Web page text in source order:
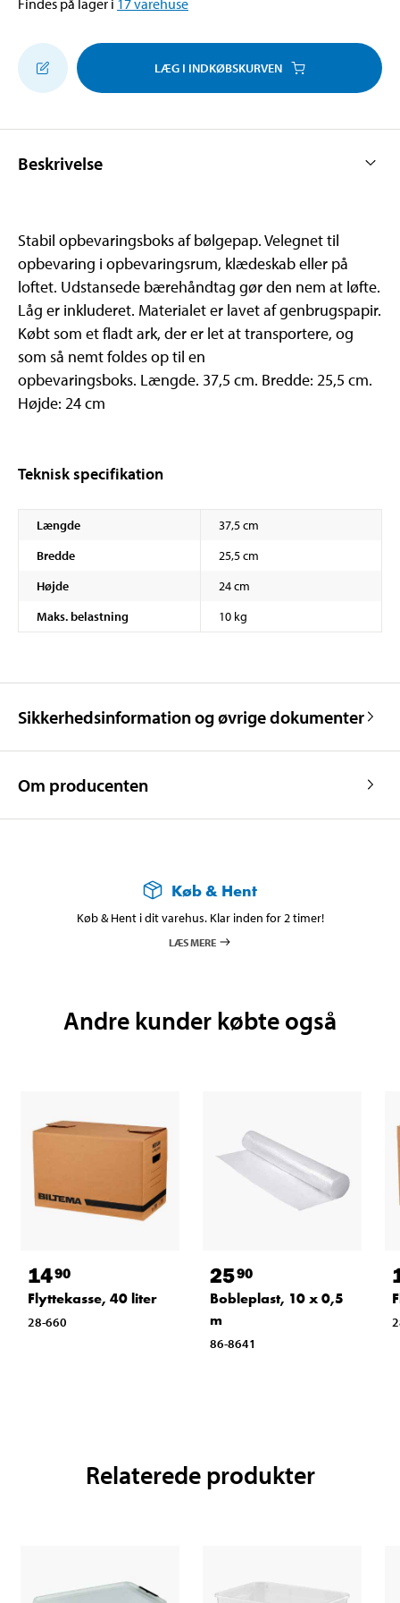
LÆG I INDKØBSKURVEN
Beskrivelse
Stabil opbevaringsboks af bølgepap. Velegnet til
opbevaring i opbevaringsrum, klædeskab eller på
loftet. Udstansede bærehåndtag gør den nem at løfte.
Låg er inkluderet. Materialet er lavet af genbrugspapir.
Købt som et fladt ark, der er let at transportere, og
som så nemt foldes op til en
opbevaringsboks. Længde. 37,5 cm. Bredde: 25,5 cm.
Højde: 24 cm
Teknisk specifikation
Længde
37,5 cm
Bredde
25,5 cm
Højde
24 cm
Maks. belastning
10 kg
Sikkerhedsinformation og øvrige dokumenter
Om producenten
Køb & Hent
Køb & Hent i dit varehus. Klar inden for 2 timer!
LÆS MERE
Andre kunder købte også
1490
Flyttekasse, 40 liter
28-660
2590
Bobleplast, 10 x 0,5
m
86-8641
Relaterede produkter